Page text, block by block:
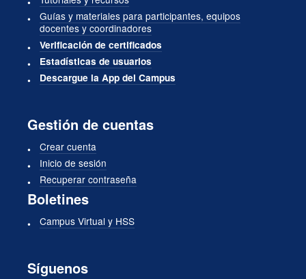
Guías y materiales para participantes, equipos
docentes y coordinadores
Verificación de certificados
Estadísticas de usuarios
Descargue la App del Campus
Gestión de cuentas
Crear cuenta
Inicio de sesión
Recuperar contraseña
Boletines
Campus Virtual y HSS
Síguenos